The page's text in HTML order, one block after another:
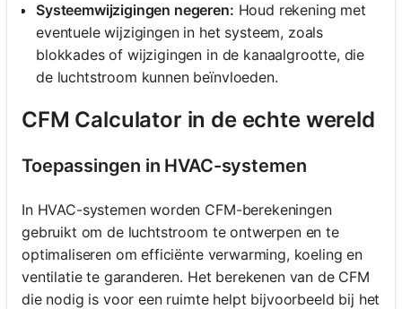
Systeemwijzigingen negeren: Houd rekening met
eventuele wijzigingen in het systeem, zoals
blokkades of wijzigingen in de kanaalgrootte, die
de luchtstroom kunnen beïnvloeden.
CFM Calculator in de echte wereld
Toepassingen in HVAC-systemen
In HVAC-systemen worden CFM-berekeningen
gebruikt om de luchtstroom te ontwerpen en te
optimaliseren om efficiënte verwarming, koeling en
ventilatie te garanderen. Het berekenen van de CFM
die nodig is voor een ruimte helpt bijvoorbeeld bij het